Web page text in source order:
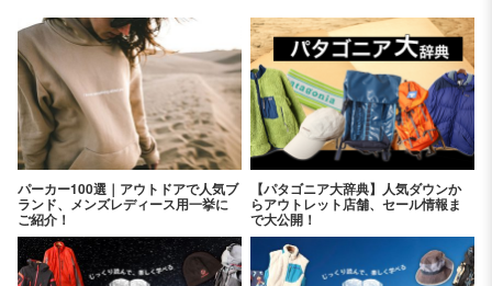
パーカー100選｜アウトドアで人気ブ
ランド、メンズレディース用一挙に
ご紹介！
【パタゴニア大辞典】人気ダウンか
らアウトレット店舗、セール情報ま
で大公開！